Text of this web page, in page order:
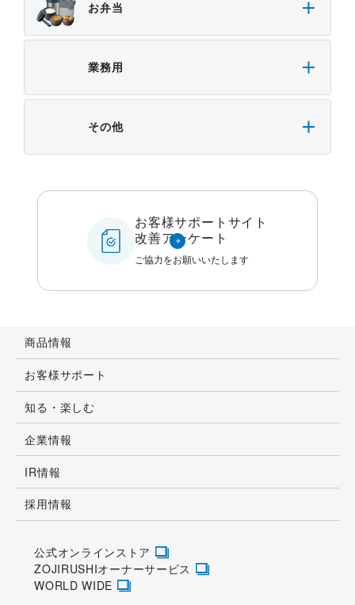
お弁当
業務用
その他
お客様サポートサイト
改善アンケート
ご協力をお願いいたします
商品情報
お客様サポート
知る・楽しむ
企業情報
IR情報
採用情報
公式オンラインストア
ZOJIRUSHIオーナーサービス
WORLD WIDE